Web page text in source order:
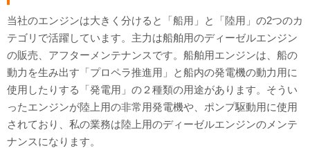
当社のエンジンは大きく分けると「船用」と「陸用」の2つのカ
テゴリで活躍しています。主力は船舶用のディーゼルエンジン
の販売、アフターメンテナンスです。船舶用エンジンは、船の
動力を生み出す「プロペラ推進用」と船内の発電機の動力用に
使用したりする「発電用」の２種類の用途があります。そうい
ったエンジンが陸上用の非常用発電機や、ポンプ駆動用に使用
されており、私の業務は陸上用のディーゼルエンジンのメンテ
ナンスになります。